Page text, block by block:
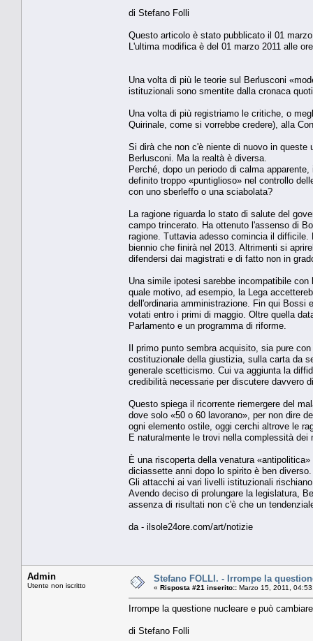
di Stefano Folli
Questo articolo è stato pubblicato il 01
L'ultima modifica è del 01 marzo 2011 alle
Una volta di più le teorie sul Berlusconi
istituzionali sono smentite dalla cronaca
Una volta di più registriamo le critiche, o
Quirinale, come si vorrebbe credere), alla
Si dirà che non c'è niente di nuovo in queste
Berlusconi. Ma la realtà è diversa.
Perché, dopo un periodo di calma
definito troppo «puntiglioso» nel controllo
con uno sberleffo o una sciabolata?
La ragione riguarda lo stato di salute del
campo trincerato. Ha ottenuto l'assenso di
ragione. Tuttavia adesso comincia il
biennio che finirà nel 2013. Altrimenti si
difendersi dai magistrati e di fatto non in
Una simile ipotesi sarebbe incompatibile
quale motivo, ad esempio, la Lega
dell'ordinaria amministrazione. Fin qui Bossi
votati entro i primi di maggio. Oltre quella
Parlamento e un programma di riforme.
Il primo punto sembra acquisito, sia pure
costituzionale della giustizia, sulla carta da
generale scetticismo. Cui va aggiunta la
credibilità necessarie per discutere davvero
Questo spiega il ricorrente riemergere del
dove solo «50 o 60 lavorano», per non dire
ogni elemento ostile, oggi cerchi altrove le
E naturalmente le trovi nella complessità
È una riscoperta della venatura
diciassette anni dopo lo spirito è ben diverso.
Gli attacchi ai vari livelli istituzionali
Avendo deciso di prolungare la legislatura,
assenza di risultati non c'è che un
da - ilsole24ore.com/art/notizie
Admin
Utente non iscritto
Stefano FOLLI. - Irrompe la
« Risposta #21 inserito:: Marzo 15, 2011,
Irrompe la questione nucleare e può
di Stefano Folli